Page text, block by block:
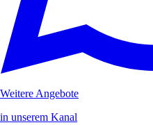
Weitere Angebote
in unserem Kanal